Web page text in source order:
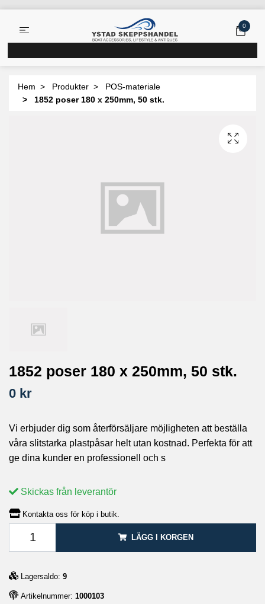
0
Hem Produkter
POS-materiale
1852 poser 180 x 250mm, 50 stk.
1852 poser 180 x 250mm, 50 stk.
0 kr
Vi erbjuder dig som återförsäljare möjligheten att beställa
våra slitstarka plastpåsar helt utan kostnad. Perfekta för att
ge dina kunder en professionell och s
Skickas från leverantör
Kontakta oss för köp i butik.
LÄGG I KORGEN
Lagersaldo: 9
Artikelnummer: 1000103